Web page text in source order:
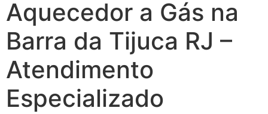
Aquecedor a Gás na
Barra da Tijuca RJ –
Atendimento
Especializado